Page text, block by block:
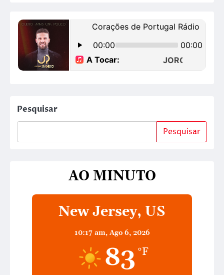
Pesquisar
Pesquisar
AO MINUTO
New Jersey, US
10:17 am, Ago 6, 2026
83 °F